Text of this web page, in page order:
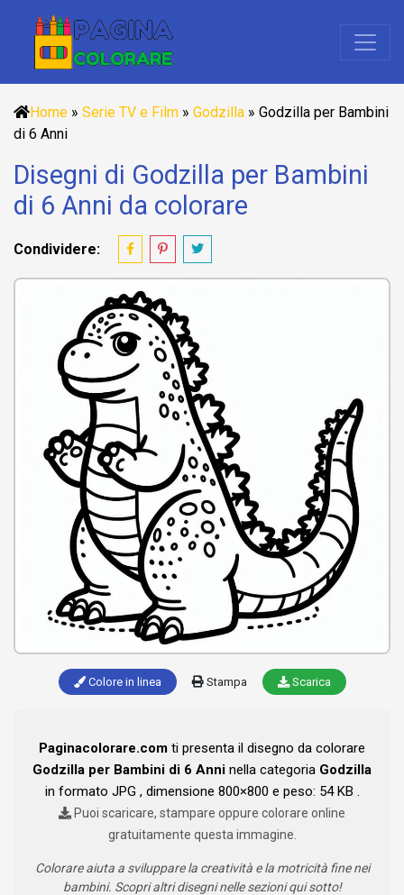
Home » Serie TV e Film » Godzilla » Godzilla per Bambini
di 6 Anni
Disegni di Godzilla per Bambini
di 6 Anni da colorare
Condividere:
Colore in linea Stampa Scarica
Paginacolorare.com ti presenta il disegno da colorare
Godzilla per Bambini di 6 Anni nella categoria Godzilla
in formato JPG , dimensione 800×800 e peso: 54 KB .
Puoi scaricare, stampare oppure colorare online
gratuitamente questa immagine.
Colorare aiuta a sviluppare la creatività e la motricità fine nei
bambini. Scopri altri disegni nelle sezioni qui sotto!